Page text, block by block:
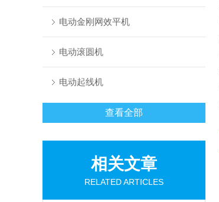
电动金刚网效平机
电动滚圆机
电动起线机
查看全部
相关文章
RELATED ARTICLES